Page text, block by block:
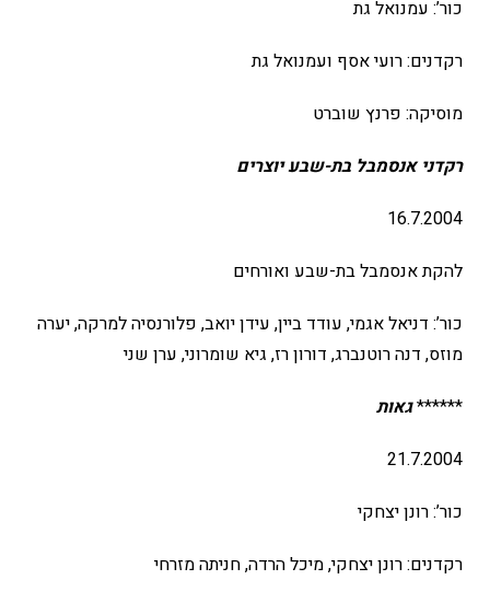
כור’: עמנואל גת
רקדנים: רועי אסף ועמנואל גת
מוסיקה: פרנץ שוברט
רקדני אנסמבל בת-שבע יוצרים
16.7.2004
להקת אנסמבל בת-שבע ואורחים
כור’: דניאל אגמי, עודד ביין, עידן יואב, פלורנסיה למרקה, יערה
מוזס, דנה רוטנברג, דורון רז, גיא שומרוני, ערן שני
******גאות
21.7.2004
כור’: רונן יצחקי
רקדנים: רונן יצחקי, מיכל הרדה, חניתה מזרחי